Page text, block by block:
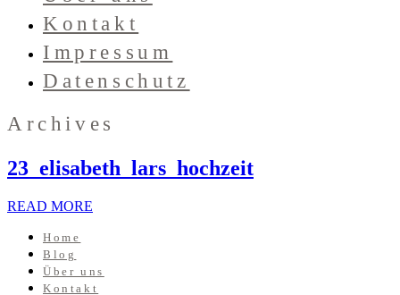
Kontakt
Impressum
Datenschutz
Archives
23_elisabeth_lars_hochzeit
READ MORE
Home
Blog
Über uns
Kontakt